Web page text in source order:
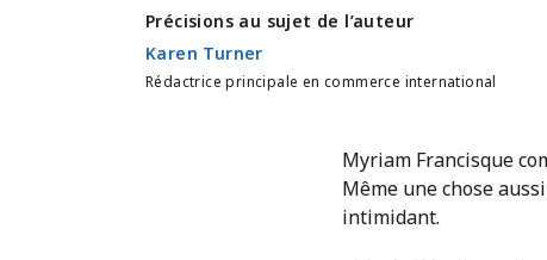
Précisions au sujet de l’auteur
Karen Turner
Rédactrice principale en commerce international
Myriam Francisque
Même une chose
intimidant.